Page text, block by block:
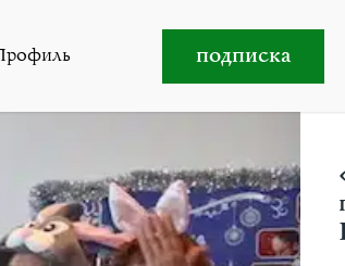
подписка